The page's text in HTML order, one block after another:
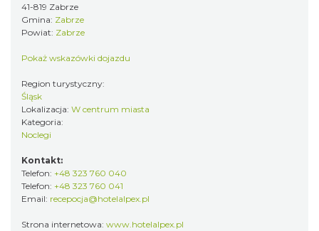
41-819 Zabrze
Gmina: Zabrze
Powiat: Zabrze
Pokaż wskazówki dojazdu
Region turystyczny:
Śląsk
Lokalizacja: W centrum miasta
Kategoria:
Noclegi
Kontakt:
Telefon: +48 323 760 040
Telefon: +48 323 760 041
Email: recepocja@hotelalpex.pl
Strona internetowa: www.hotelalpex.pl